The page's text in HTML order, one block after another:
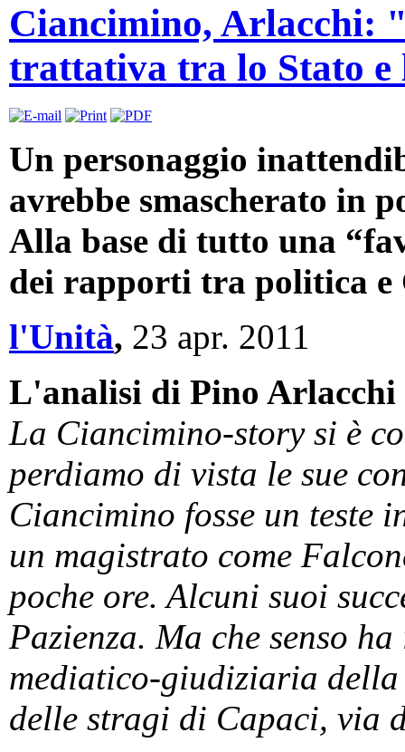
Ciancimino, Arlacchi:
trattativa tra lo Stato
Un personaggio
avrebbe smascherato in
Alla base di tutto una
dei rapporti tra politica e
l'Unità, 23 apr. 2011
L'analisi di Pino Arlacchi
La Ciancimino-story si è
perdiamo di vista le sue
Ciancimino fosse un teste
un magistrato come
poche ore. Alcuni suoi
Pazienza. Ma che senso
mediatico-giudiziaria
delle stragi di Capaci, via